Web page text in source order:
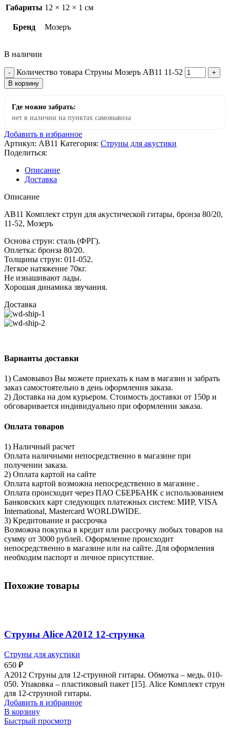
Габариты 12 × 12 × 1 см
Бренд Мозеръ
В наличии
Количество товара Струны Мозеръ AB11 11-52
В корзину
Где можно забрать:
нет в наличии на пунктах самовывоза
Добавить в избранное
Артикул: AB11 Категория: Струны для акустики
Поделиться:
Описание
Доставка
Описание
AB11 Комплект струн для акустической гитары, бронза 80/20,
11-52, Мозеръ
Основа струн: сталь (ФРГ).
Оплетка: бронза 80/20.
Толщины струн: 011-052.
Легкое натяжение 70кг.
Не изнашивают лады.
Хорошая динамика звучания.
Доставка
Варианты доставки
1) Самовывоз Вы можете приехать к нам в магазин и забрать
заказ самостоятельно в день оформления заказа.
2) Доставка на дом курьером. Стоимость доставки от 150р и
обговаривается индивидуально при оформлении заказа.
Оплата товаров
1) Наличный расчет
Оплата наличными непосредственно в магазине при
получении заказа.
2) Оплата картой на сайте
Оплата картой возможна непосредственно в магазине .
Оплата происходит через ПАО СБЕРБАНК с использованием
Банковских карт следующих платежных систем: МИР, VISA
International, Mastercard WORLDWIDE.
3) Кредитование и рассрочка
Возможна покупка в кредит или рассрочку любых товаров на
сумму от 3000 рублей. Оформление происходит
непосредственно в магазине или на сайте. Для оформления
необходим паспорт и личное присутствие.
Похожие товары
Струны Alice A2012 12-струнка
Струны для акустики
650 ₽
A2012 Струны для 12-струнной гитары. Обмотка – медь. 010-
050. Упаковка – пластиковый пакет [15]. Alice Комплект струн
для 12-струнной гитары.
Добавить в избранное
В корзину
Быстрый просмотр